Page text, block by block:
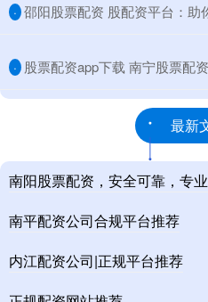
· 邵阳股票配资 股配资平台：助
· 股票配资app下载 南宁股票配
最新
南阳股票配资，安全可靠，专
南平配资公司合规平台推荐
内江配资公司|正规平台推荐